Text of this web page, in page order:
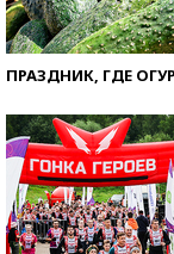
ПРАЗДНИК, ГДЕ